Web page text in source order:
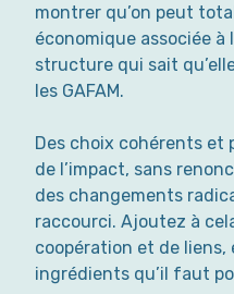
montrer qu’on peut
économique associée à
structure qui sait
les GAFAM.
Des choix cohérents et
de l’impact, sans
des changements
raccourci. Ajoutez à
coopération et de liens,
ingrédients qu’il faut